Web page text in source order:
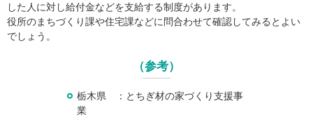
した人に対し給付金などを支給する制度があります。
役所のまちづくり課や住宅課などに問合わせて確認してみるとよい
でしょう。
（参考）
栃木県 ：とちぎ材の家づくり支援事
業